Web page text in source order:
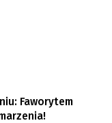
Faworytem